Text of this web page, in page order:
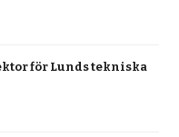
för Lunds tekniska